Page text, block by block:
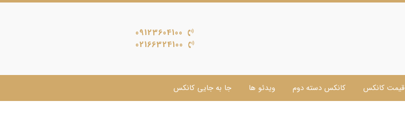
09123604100
02166324100
قیمت کانکس کانکس دسته دوم ویدئو ها جا به جایی کانکس